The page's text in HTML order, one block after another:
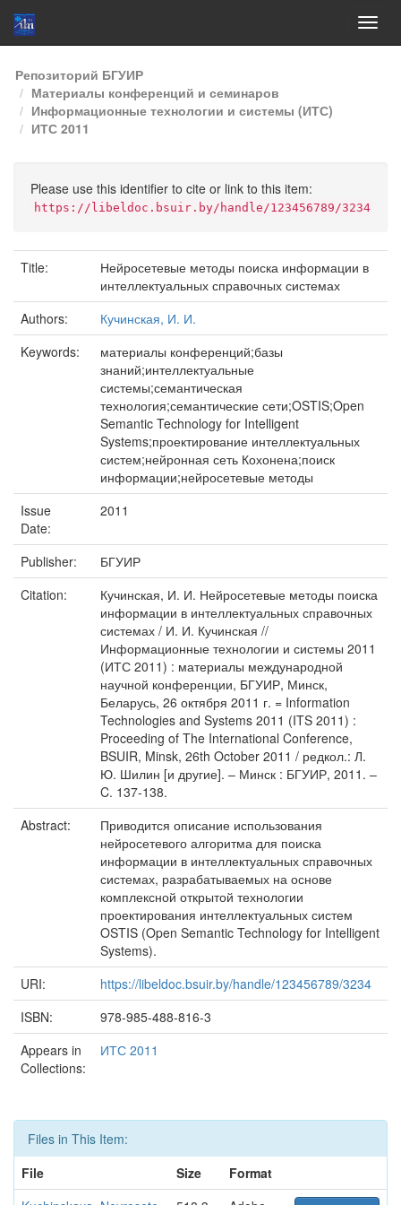
Skip
navigation
Репозиторий БГУИР
Материалы конференций и семинаров
Информационные технологии и системы (ИТС)
ИТС 2011
Please use this identifier to cite or link to this item:
https://libeldoc.bsuir.by/handle/123456789/3234
Title:
Нейросетевые методы поиска информации в
интеллектуальных справочных системах
Authors:
Кучинская, И. И.
Keywords:
материалы конференций;базы
знаний;интеллектуальные
системы;семантическая
технология;семантические сети;OSTIS;Open
Semantic Technology for Intelligent
Systems;проектирование интеллектуальных
систем;нейронная сеть Кохонена;поиск
информации;нейросетевые методы
Issue
Date:
2011
Publisher:
БГУИР
Citation:
Кучинская, И. И. Нейросетевые методы поиска
информации в интеллектуальных справочных
системах / И. И. Кучинская //
Информационные технологии и системы 2011
(ИТС 2011) : материалы международной
научной конференции, БГУИР, Минск,
Беларусь, 26 октября 2011 г. = Information
Technologies and Systems 2011 (ITS 2011) :
Proceeding of The International Conference,
BSUIR, Minsk, 26th October 2011 / редкол.: Л.
Ю. Шилин [и другие]. – Минск : БГУИР, 2011. –
C. 137-138.
Abstract:
Приводится описание использования
нейросетевого алгоритма для поиска
информации в интеллектуальных справочных
системах, разрабатываемых на основе
комплексной открытой технологии
проектирования интеллектуальных систем
OSTIS (Open Semantic Technology for Intelligent
Systems).
URI:
https://libeldoc.bsuir.by/handle/123456789/3234
ISBN:
978-985-488-816-3
Appears in
Collections:
ИТС 2011
Files in This Item:
File
Size
Format